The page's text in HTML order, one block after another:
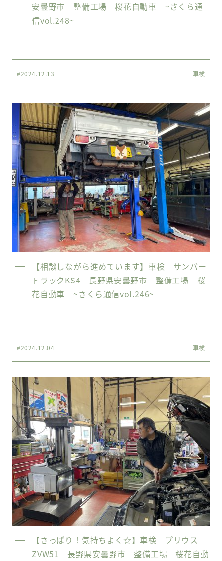
安曇野市 整備工場 桜花自動車 ~さくら通
信vol.248~
#2024.12.13 車検
【相談しながら進めています】車検 サンバー
トラックKS4 長野県安曇野市 整備工場 桜
花自動車 ~さくら通信vol.246~
#2024.12.04 車検
【さっぱり！気持ちよく☆】車検 プリウス
ZVW51 長野県安曇野市 整備工場 桜花自動